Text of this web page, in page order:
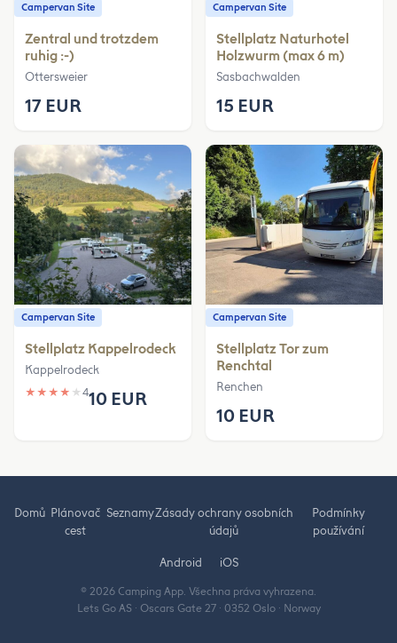
Campervan Site
Zentral und trotzdem
ruhig :-)
Ottersweier
17 EUR
Campervan Site
Stellplatz Naturhotel
Holzwurm (max 6 m)
Sasbachwalden
15 EUR
Campervan Site
Stellplatz Kappelrodeck
Kappelrodeck
★ ★ ★ ★ ★ 410 EUR
Campervan Site
Stellplatz Tor zum
Renchtal
Renchen
10 EUR
Domů Plánovač
cest
SeznamyZásady ochrany osobních
údajů
Podmínky
používání
Android iOS
© 2026 Camping App. Všechna práva vyhrazena.
Lets Go AS · Oscars Gate 27 · 0352 Oslo · Norway